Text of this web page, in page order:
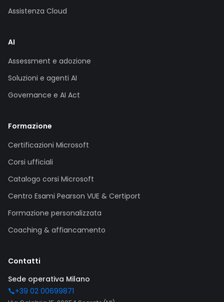
Assistenza Cloud
AI
Assessment e adozione
Soluzioni e agenti AI
Governance e AI Act
Formazione
Certificazioni Microsoft
Corsi ufficiali
Catalogo corsi Microsoft
Centro Esami Pearson VUE & Certiport
Formazione personalizzata
Coaching & affiancamento
Contatti
Sede operativa Milano
+39 02 00699871